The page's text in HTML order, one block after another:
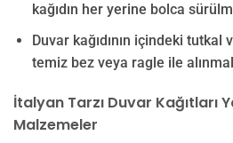
kağıdın her yerine bolca
Duvar kağıdının içindeki tutkal
temiz bez veya ragle ile
İtalyan Tarzı Duvar Kağıtları
Malzemeler